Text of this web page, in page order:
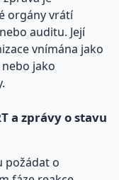
orgány vrátí
auditu. Její
vnímána jako
jako
a zprávy o stavu
požádat o